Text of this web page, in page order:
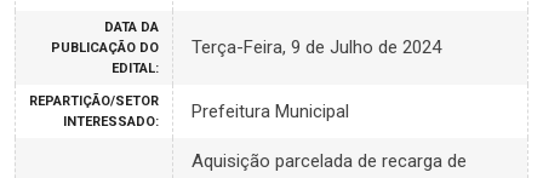
DATA DA
PUBLICAÇÃO DO
EDITAL:
Terça-Feira, 9 de Julho de 2024
REPARTIÇÃO/SETOR
INTERESSADO:
Prefeitura Municipal
Aquisição parcelada de recarga de